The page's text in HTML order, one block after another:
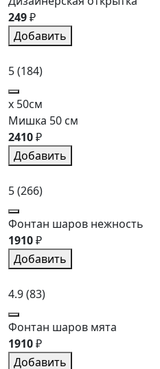
249₽
Добавить
5(184)
x 50см
Мишка 50 см
2410₽
Добавить
5(266)
Фонтан шаров нежность
1910₽
Добавить
4.9(83)
Фонтан шаров мята
1910₽
Добавить